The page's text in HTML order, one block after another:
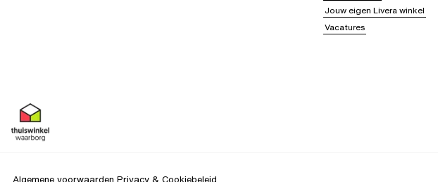
Jouw eigen Livera winkel
Vacatures